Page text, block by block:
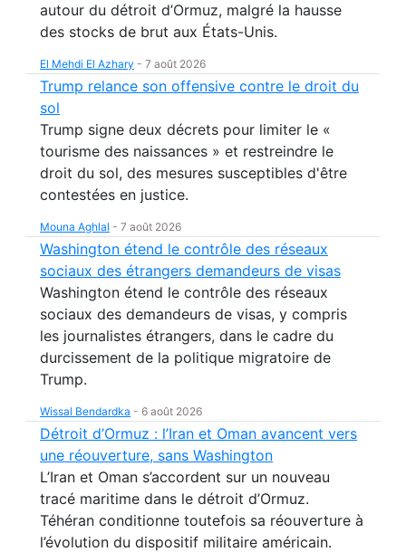
autour du détroit d’Ormuz, malgré la hausse
des stocks de brut aux États-Unis.
El Mehdi El Azhary - 7 août 2026
Trump relance son offensive contre le droit du
sol
Trump signe deux décrets pour limiter le «
tourisme des naissances » et restreindre le
droit du sol, des mesures susceptibles d'être
contestées en justice.
Mouna Aghlal - 7 août 2026
Washington étend le contrôle des réseaux
sociaux des étrangers demandeurs de visas
Washington étend le contrôle des réseaux
sociaux des demandeurs de visas, y compris
les journalistes étrangers, dans le cadre du
durcissement de la politique migratoire de
Trump.
Wissal Bendardka - 6 août 2026
Détroit d’Ormuz : l’Iran et Oman avancent vers
une réouverture, sans Washington
L’Iran et Oman s’accordent sur un nouveau
tracé maritime dans le détroit d’Ormuz.
Téhéran conditionne toutefois sa réouverture à
l’évolution du dispositif militaire américain.